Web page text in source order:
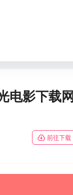
电影下载网
前往下载